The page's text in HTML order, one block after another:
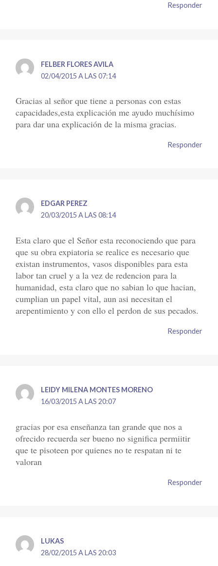
Responder
FELBER FLORES AVILA
02/04/2015 A LAS 07:14
Gracias al señor que tiene a personas con estas
capacidades,esta explicación me ayudo muchísimo
para dar una explicación de la misma gracias.
Responder
EDGAR PEREZ
20/03/2015 A LAS 08:14
Esta claro que el Señor esta reconociendo que para
que su obra expiatoria se realice es necesario que
existan instrumentos, vasos disponibles para esta
labor tan cruel y a la vez de redencion para la
humanidad, esta claro que no sabian lo que hacian,
cumplian un papel vital, aun asi necesitan el
arepentimiento y con ello el perdon de sus pecados.
Responder
LEIDY MILENA MONTES MORENO
16/03/2015 A LAS 20:07
gracias por esa enseñanza tan grande que nos a
ofrecido recuerda ser bueno no significa permiitir
que te pisoteen por quienes no te respatan ni te
valoran
Responder
LUKAS
28/02/2015 A LAS 20:03